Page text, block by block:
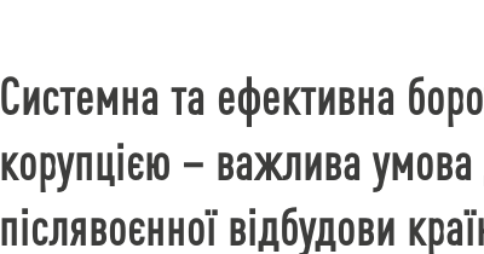
Системна та ефективна
корупцією – важлива
післявоєнної відбудови